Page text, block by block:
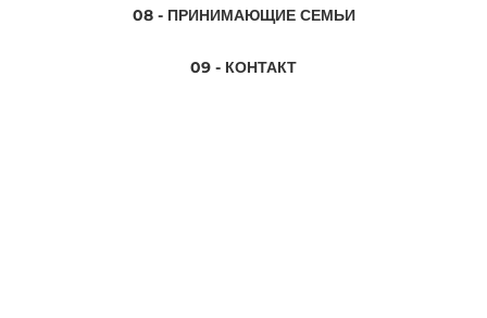
08 - ПРИНИМАЮЩИЕ СЕМЬИ
09 - КОНТАКТ